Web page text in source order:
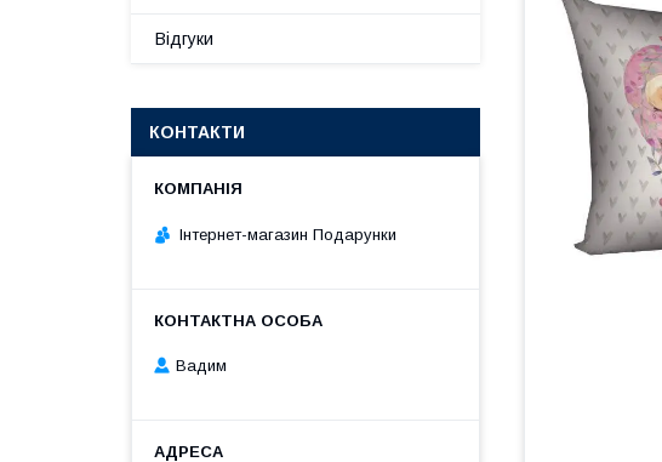
Відгуки
КОНТАКТИ
Інтернет-магазин Подарунки
Вадим